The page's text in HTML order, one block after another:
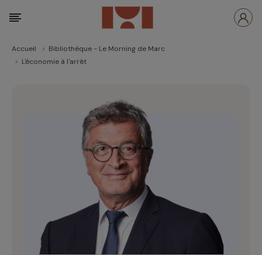
Accueil
Bibliothèque - Le Morning de Marc
L'économie à l'arrêt